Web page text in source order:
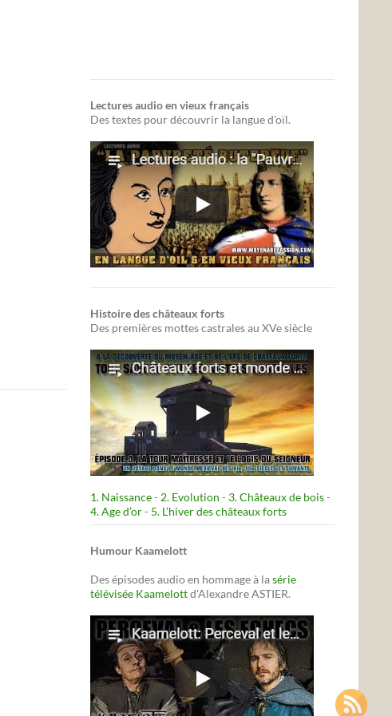
Lectures audio en vieux français
Des textes pour découvrir la langue d'oïl.
Histoire des châteaux forts
Des premières mottes castrales au XVe siècle
1. Naissance- 2. Evolution - 3. Châteaux de bois-
4. Age d’or- 5. L’hiver des châteaux forts
Humour Kaamelott
Des épisodes audio en hommage à lasérie
télévisée Kaamelottd'Alexandre ASTIER.